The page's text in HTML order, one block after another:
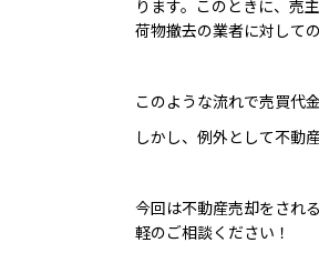
ります。このときに、売
荷物撤去の業者に対して
このような流れで売買代
しかし、例外として不動
今回は不動産売却をされ
軽のご相談ください！